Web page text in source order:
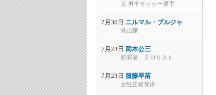
元 男子サッカー選手
7月30日 ニルマル・プルジャ
登山家
7月23日 岡本公三
犯罪者、テロリスト
7月23日 服藤早苗
女性史研究家